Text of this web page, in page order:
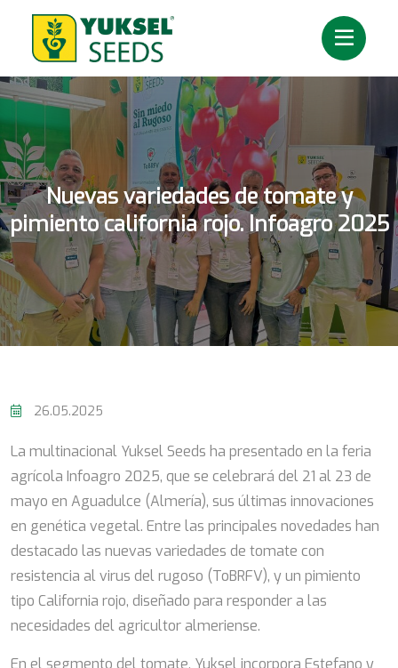
Nuevas variedades de tomate y
pimiento california rojo. Infoagro 2025
26.05.2025
La multinacional Yuksel Seeds ha presentado en la feria
agrícola Infoagro 2025, que se celebrará del 21 al 23 de
mayo en Aguadulce (Almería), sus últimas innovaciones
en genética vegetal. Entre las principales novedades han
destacado las nuevas variedades de tomate con
resistencia al virus del rugoso (ToBRFV), y un pimiento
tipo California rojo, diseñado para responder a las
necesidades del agricultor almeriense.
En el segmento del tomate, Yuksel incorpora Estefano y